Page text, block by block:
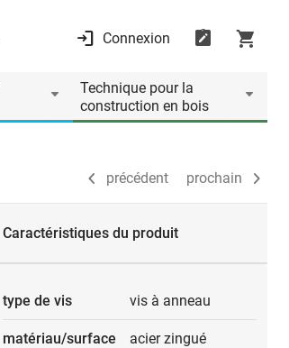
Connexion
Technique pour la
construction en bois
précédent prochain
précédent prochain
Caractéristiques du produit
type de vis vis à anneau
matériau/surface acier zingué